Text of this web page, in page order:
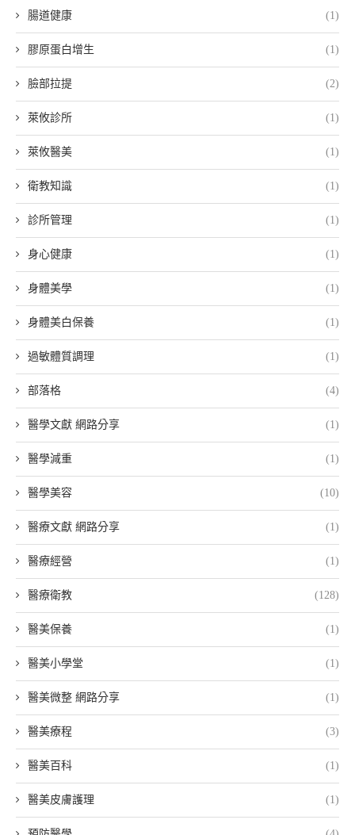
腸道健康 (1)
膠原蛋白增生 (1)
臉部拉提 (2)
萊攸診所 (1)
萊攸醫美 (1)
衛教知識 (1)
診所管理 (1)
身心健康 (1)
身體美學 (1)
身體美白保養 (1)
過敏體質調理 (1)
部落格 (4)
醫學文獻 網路分享 (1)
醫學減重 (1)
醫學美容 (10)
醫療文獻 網路分享 (1)
醫療經營 (1)
醫療衛教 (128)
醫美保養 (1)
醫美小學堂 (1)
醫美微整 網路分享 (1)
醫美療程 (3)
醫美百科 (1)
醫美皮膚護理 (1)